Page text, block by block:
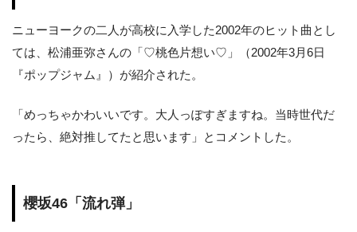
ニューヨークの二人が高校に入学した2002年のヒット曲とし
ては、松浦亜弥さんの「♡桃色片想い♡」（2002年3月6日
『ポップジャム』）が紹介された。
「めっちゃかわいいです。大人っぽすぎますね。当時世代だ
ったら、絶対推してたと思います」とコメントした。
櫻坂46「流れ弾」